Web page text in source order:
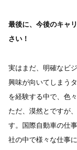
最後に、今後のキャ
さい！
実はまだ、明確なビ
興味が向いてしまう
を経験する中で、色
ただ、漠然とですが
す。国際自動車の仕
社の中で様々な仕事